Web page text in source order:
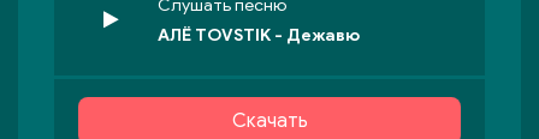
Слушать песню
АЛЁ TOVSTIK - Дежавю
Скачать